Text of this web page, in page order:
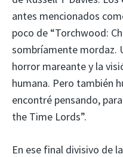
antes mencionados
poco de “Torchwood:
sombríamente mordaz.
horror mareante y la
humana. Pero también
encontré pensando,
the Time Lords”.
En ese final divisivo de